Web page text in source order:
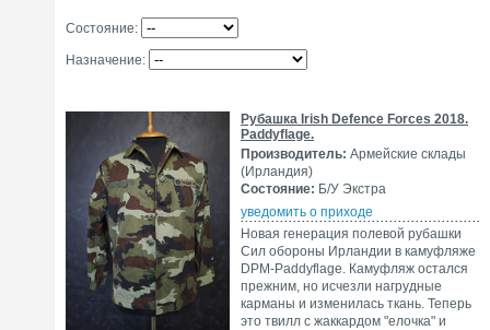
Состояние:
Назначение:
Рубашка Irish Defence Forces 2018.
Paddyflage.
Производитель: Армейские склады
(Ирландия)
Состояние: Б/У Экстра
уведомить о приходе
Новая генерация полевой рубашки
Сил обороны Ирландии в камуфляже
DPM-Paddyflage. Камуфляж остался
прежним, но исчезли нагрудные
карманы и изменилась ткань. Теперь
это твилл с жаккардом "елочка" и